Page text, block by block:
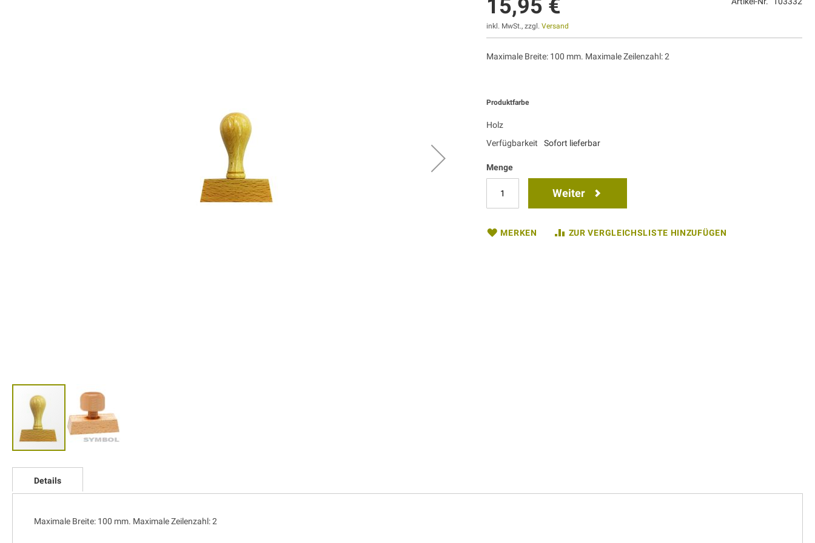
Anfang
Bildgalerie
15,95 €
inkl. MwSt., zzgl.Versand
Maximale Breite: 100 mm. Maximale Zeilenzahl: 2
Produktfarbe
Holz
Verfügbarkeit
Sofort lieferbar
Menge
Weiter
MERKEN ZUR VERGLEICHSLISTE HINZUFÜGEN
Details
Maximale Breite: 100 mm. Maximale Zeilenzahl: 2